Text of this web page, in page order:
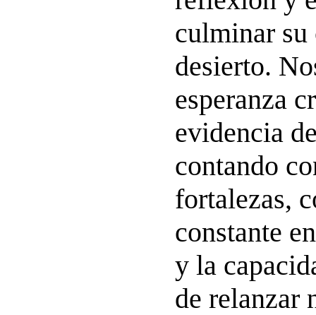
culminar su
desierto.
esperanza
evidencia
contando
fortalezas,
constante
y la
de relanzar